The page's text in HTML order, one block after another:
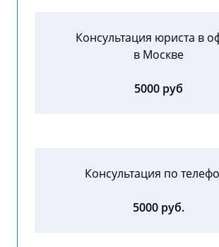
Консультация юриста в
в Москве
5000 руб
Консультация по
5000 руб.